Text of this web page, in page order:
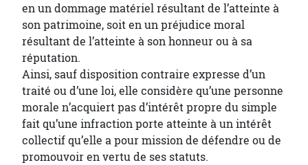
en un dommage matériel résultant de l’atteinte à
son patrimoine, soit en un préjudice moral
résultant de l’atteinte à son honneur ou à sa
réputation.
Ainsi, sauf disposition contraire expresse d’un
traité ou d’une loi, elle considère qu’une personne
morale n’acquiert pas d’intérêt propre du simple
fait qu’une infraction porte atteinte à un intérêt
collectif qu’elle a pour mission de défendre ou de
promouvoir en vertu de ses statuts.